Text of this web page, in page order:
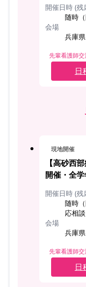
開催日時 (残
随時
会場
兵庫
先輩看護師交
日
現地開催
【高砂西
開催・全
開催日時 (残
随時
応相談
会場
兵庫
先輩看護師交
日